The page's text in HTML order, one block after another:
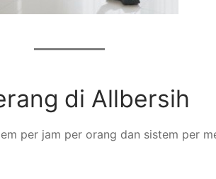
di Allbersih
per jam per orang dan sistem per